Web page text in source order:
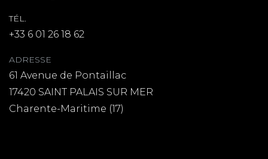
TÉL.
+33 6 01 26 18 62
ADRESSE
61 Avenue de Pontaillac
17420 SAINT PALAIS SUR MER
Charente-Maritime (17)